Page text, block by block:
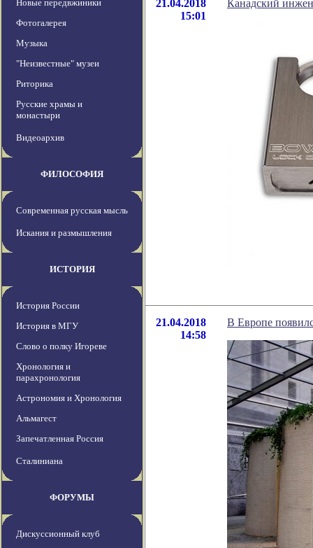
Новые передвжиники
Фотогалерея
Музыка
"Неизвестные" музеи
Риторика
Русские храмы и
монастыри
Видеоархив
ФИЛОСОФИЯ
Современная русская мысль
Искания и размышления
ИСТОРИЯ
История России
История в МГУ
Слово о полку Игореве
Хронология и
парахронология
Астрономия и Хронология
Альмагест
Запечатленная Россия
Сталиниана
ФОРУМЫ
Дискуссионный клуб
21.04.2018
15:01
Канадский
21.04.2018
14:58
В Европе